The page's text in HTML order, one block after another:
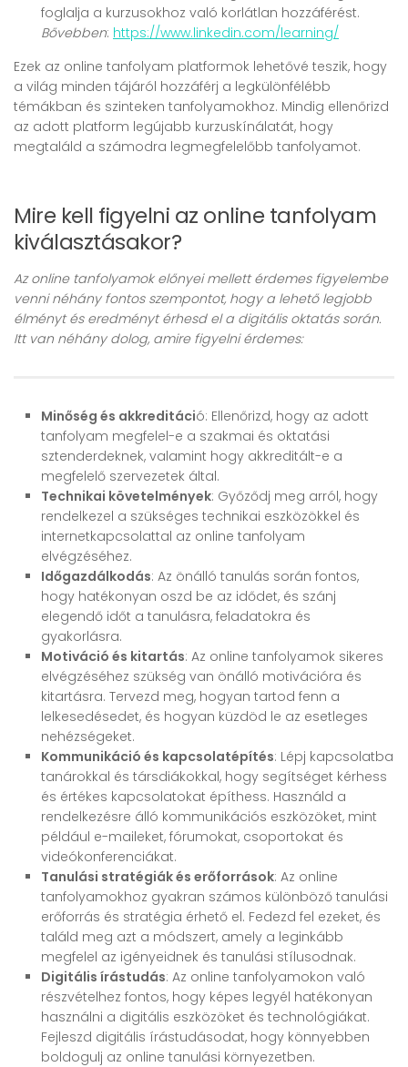
foglalja a kurzusokhoz való korlátlan hozzáférést.
Bővebben: https://www.linkedin.com/learning/
Ezek az online tanfolyam platformok lehetővé teszik, hogy
a világ minden tájáról hozzáférj a legkülönfélébb
témákban és szinteken tanfolyamokhoz. Mindig ellenőrizd
az adott platform legújabb kurzuskínálatát, hogy
megtaláld a számodra legmegfelelőbb tanfolyamot.
Mire kell figyelni az online tanfolyam
kiválasztásakor?
Az online tanfolyamok előnyei mellett érdemes figyelembe
venni néhány fontos szempontot, hogy a lehető legjobb
élményt és eredményt érhesd el a digitális oktatás során.
Itt van néhány dolog, amire figyelni érdemes:
Minőség és akkreditáció: Ellenőrizd, hogy az adott
tanfolyam megfelel-e a szakmai és oktatási
sztenderdeknek, valamint hogy akkreditált-e a
megfelelő szervezetek által.
Technikai követelmények: Győződj meg arról, hogy
rendelkezel a szükséges technikai eszközökkel és
internetkapcsolattal az online tanfolyam
elvégzéséhez.
Időgazdálkodás: Az önálló tanulás során fontos,
hogy hatékonyan oszd be az idődet, és szánj
elegendő időt a tanulásra, feladatokra és
gyakorlásra.
Motiváció és kitartás: Az online tanfolyamok sikeres
elvégzéséhez szükség van önálló motivációra és
kitartásra. Tervezd meg, hogyan tartod fenn a
lelkesedésedet, és hogyan küzdöd le az esetleges
nehézségeket.
Kommunikáció és kapcsolatépítés: Lépj kapcsolatba
tanárokkal és társdiákokkal, hogy segítséget kérhess
és értékes kapcsolatokat építhess. Használd a
rendelkezésre álló kommunikációs eszközöket, mint
például e-maileket, fórumokat, csoportokat és
videókonferenciákat.
Tanulási stratégiák és erőforrások: Az online
tanfolyamokhoz gyakran számos különböző tanulási
erőforrás és stratégia érhető el. Fedezd fel ezeket, és
találd meg azt a módszert, amely a leginkább
megfelel az igényeidnek és tanulási stílusodnak.
Digitális írástudás: Az online tanfolyamokon való
részvételhez fontos, hogy képes legyél hatékonyan
használni a digitális eszközöket és technológiákat.
Fejleszd digitális írástudásodat, hogy könnyebben
boldogulj az online tanulási környezetben.